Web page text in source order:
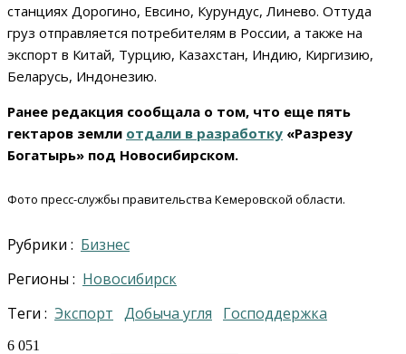
станциях Дорогино, Евсино, Курундус, Линево. Оттуда
груз отправляется потребителям в России, а также на
экспорт в Китай, Турцию, Казахстан, Индию, Киргизию,
Беларусь, Индонезию.
Ранее редакция сообщала о том, что еще пять
гектаров земли отдали в разработку «Разрезу
Богатырь» под Новосибирском.
Фото пресс-службы правительства Кемеровской области.
Рубрики :
Бизнес
Регионы :
Новосибирск
Теги :
экспорт добыча угля господдержка
6 051